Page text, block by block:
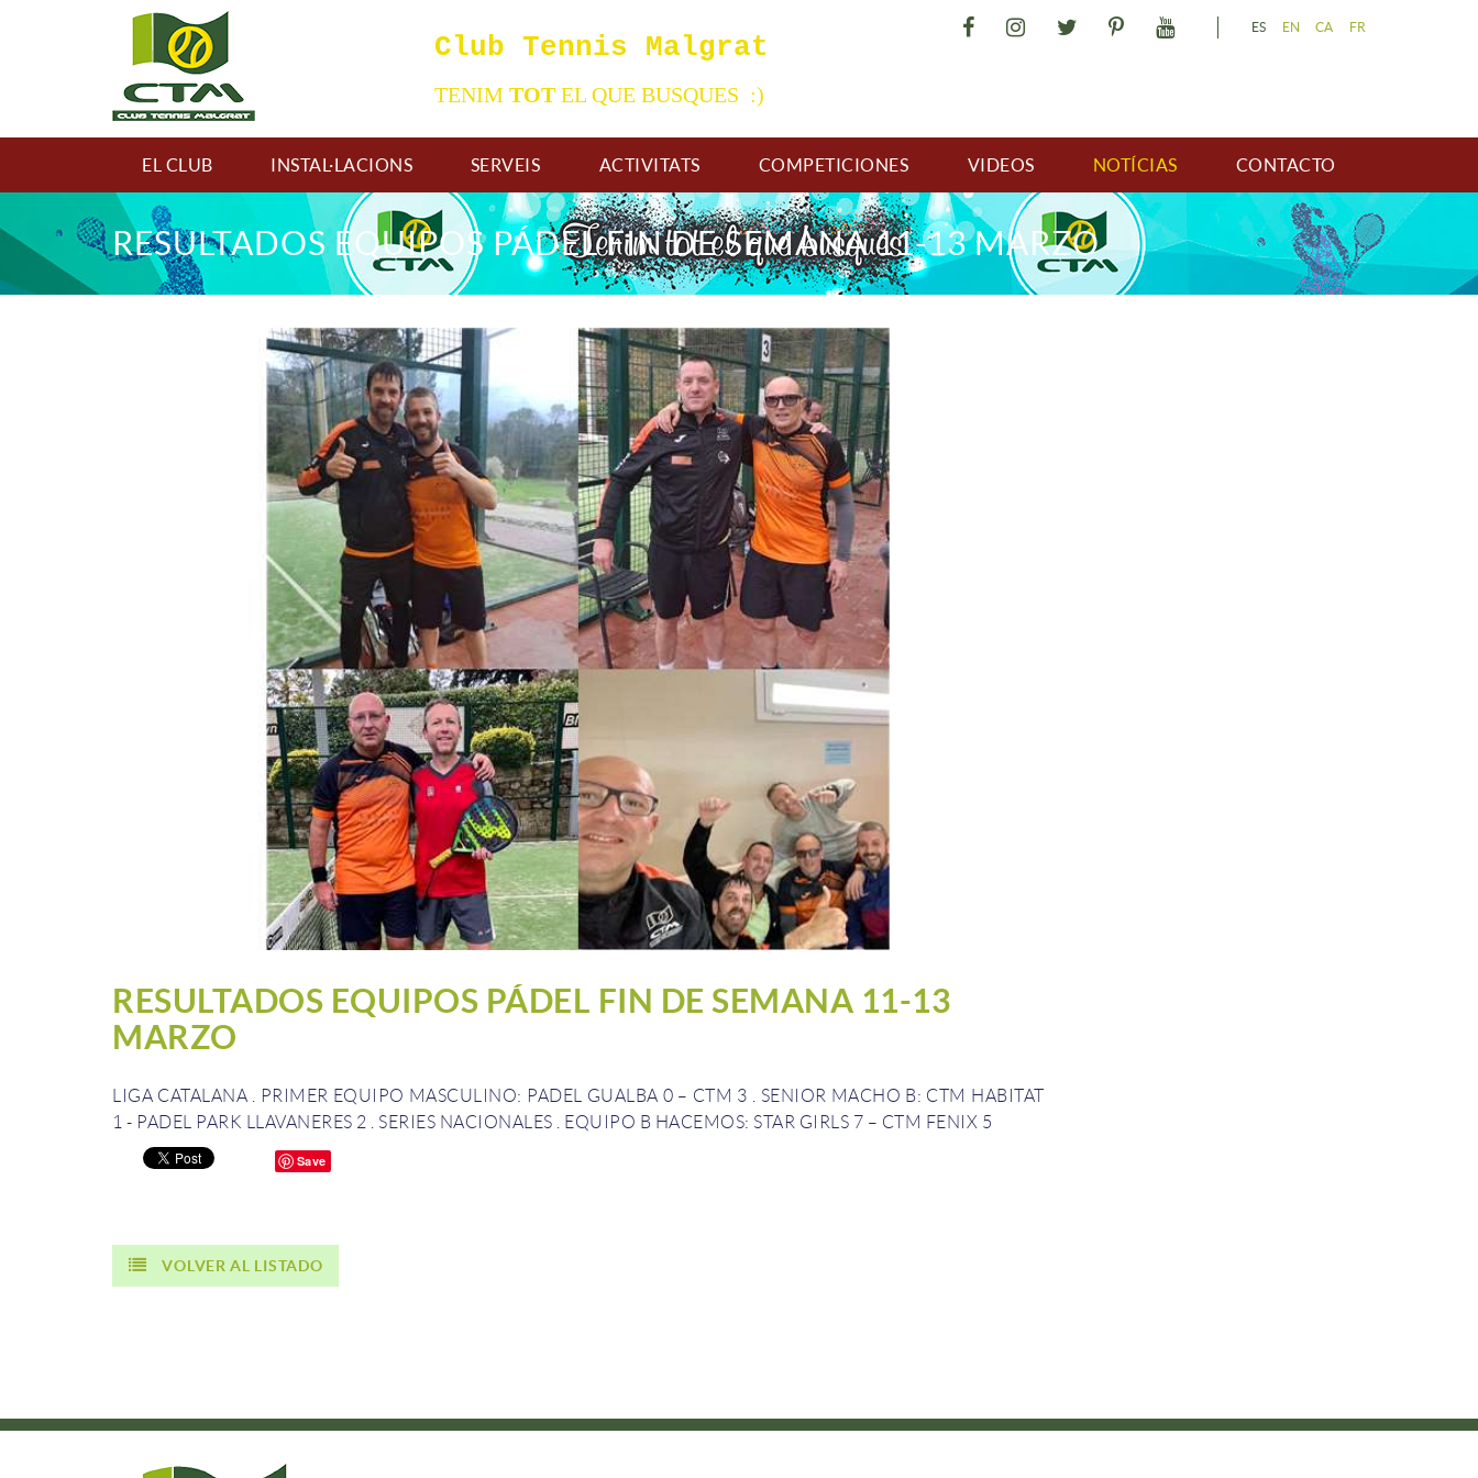
Club Tennis Malgrat
TENIM TOTEL QUE BUSQUES :)
ES EN CA FR
EL CLUB INSTAL·LACIONS SERVEIS ACTIVITATS COMPETICIONES VIDEOS NOTÍCIAS CONTACTO
RESULTADOS EQUIPOS PÁDEL FIN DE SEMANA 11-13 MARZO
RESULTADOS EQUIPOS PÁDEL FIN DE SEMANA 11-13
MARZO
LIGA CATALANA PRIMER EQUIPO MASCULINO: PADEL GUALBA 0 – CTM 3
SENIOR MACHO B: CTM HABITAT
1 - PADEL PARK LLAVANERES 2
SERIES NACIONALES EQUIPO B HACEMOS: STAR GIRLS 7 – CTM FENIX 5
Save
VOLVER AL LISTADO